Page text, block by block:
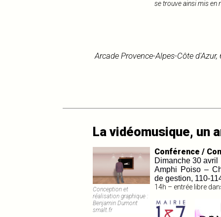
se trouve ainsi mis en
Arcade Provence-Alpes-Côte
La vidéomusique, un
Conception et
réalisation graphique :
Benjamin Dumont
smalt.fr
Conférence /
Dimanche 30 avril
Amphi Poiso –
de gestion, 110-
14h – entrée libre